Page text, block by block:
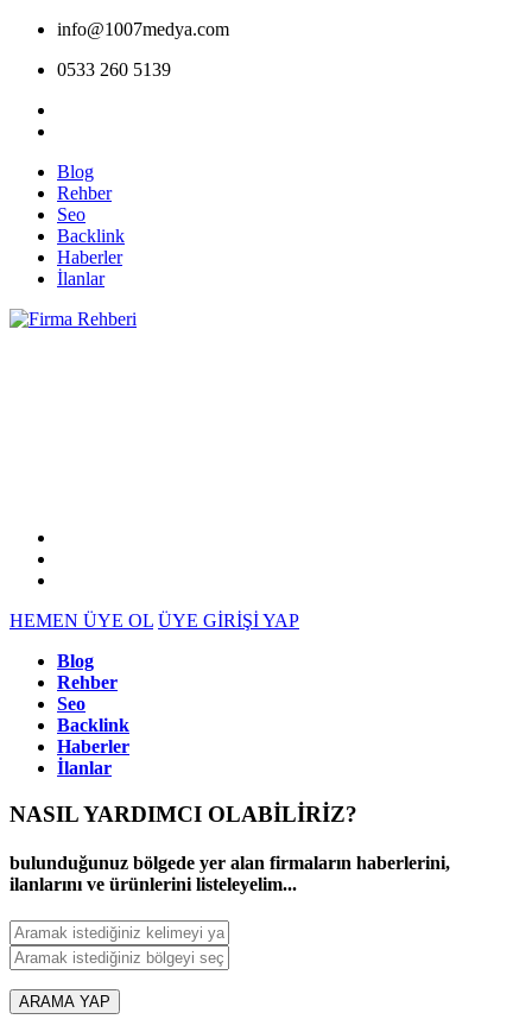
info@1007medya.com
0533 260 5139
Blog
Rehber
Seo
Backlink
Haberler
İlanlar
HEMEN ÜYE OL ÜYE GİRİŞİ YAP
Blog
Rehber
Seo
Backlink
Haberler
İlanlar
NASIL YARDIMCI OLABİLİRİZ?
bulunduğunuz bölgede yer alan firmaların haberlerini,
ilanlarını ve ürünlerini listeleyelim...
ARAMA YAP